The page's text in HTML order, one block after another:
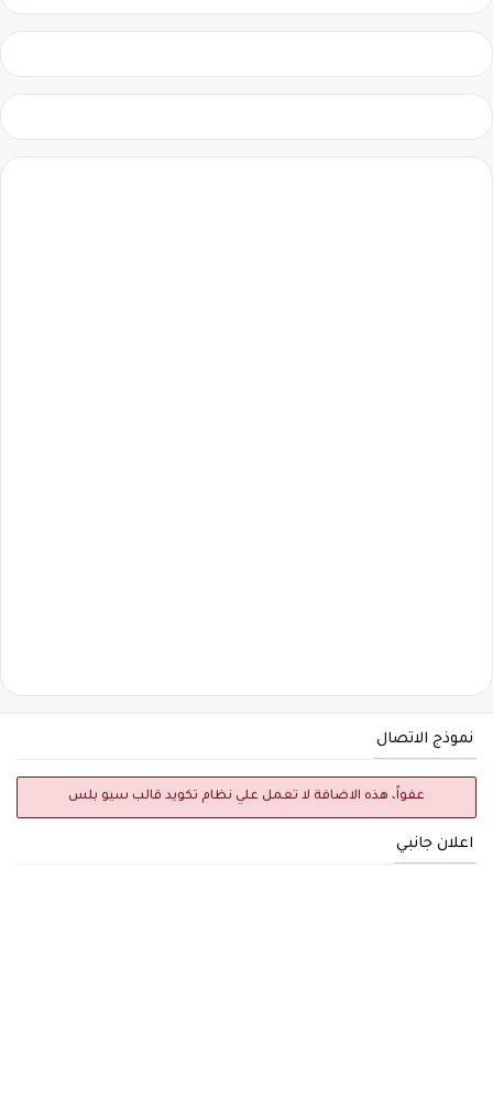
نموذج الاتصال
عفواً، هذه الاضافة لا تعمل علي نظام تكويد قالب سيو بلس
اعلان جانبي